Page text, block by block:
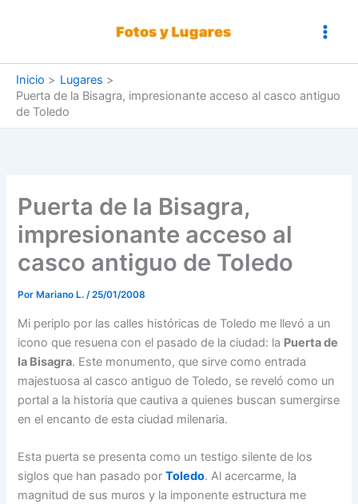
Inicio
Lugares
Puerta de la Bisagra, impresionante acceso al casco antiguo
de Toledo
Puerta de la Bisagra,
impresionante acceso al
casco antiguo de Toledo
Por Mariano L./25/01/2008
Mi periplo por las calles históricas de Toledo me llevó a un
icono que resuena con el pasado de la ciudad: la Puerta de
la Bisagra. Este monumento, que sirve como entrada
majestuosa al casco antiguo de Toledo, se reveló como un
portal a la historia que cautiva a quienes buscan sumergirse
en el encanto de esta ciudad milenaria.
Esta puerta se presenta como un testigo silente de los
siglos que han pasado porToledo. Al acercarme, la
magnitud de sus muros y la imponente estructura me